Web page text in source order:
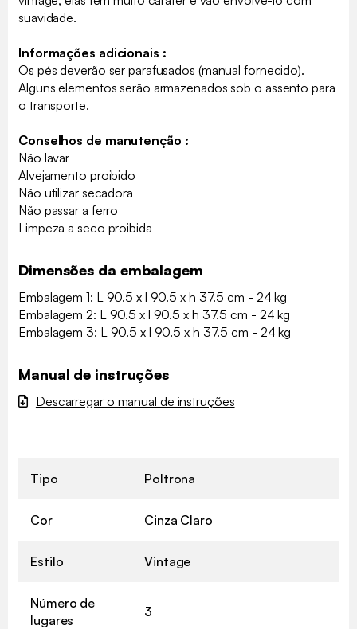
suavidade.
Informações adicionais :
Os pés deverão ser parafusados (manual fornecido).
Alguns elementos serão armazenados sob o assento para
o transporte.
Conselhos de manutenção :
Não lavar
Alvejamento proibido
Não utilizar secadora
Não passar a ferro
Limpeza a seco proibida
Dimensões da embalagem
Embalagem 1: L 90.5 x l 90.5 x h 37.5 cm - 24 kg
Embalagem 2: L 90.5 x l 90.5 x h 37.5 cm - 24 kg
Embalagem 3: L 90.5 x l 90.5 x h 37.5 cm - 24 kg
Manual de instruções
Descarregar o manual de instruções
Tipo Poltrona
Cor Cinza Claro
Estilo Vintage
Número de
lugares
3